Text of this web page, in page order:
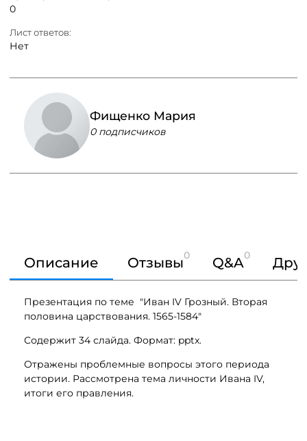
0
Лист ответов:
Нет
Фищенко Мария
0 подписчиков
Описание Отзывы0 Q&A0
Презентация по теме "Иван IV Грозный. Вторая
половина царствования. 1565-1584"
Содержит 34 слайда. Формат: pptx.
Отражены проблемные вопросы этого периода
истории. Рассмотрена тема личности Ивана IV,
итоги его правления.